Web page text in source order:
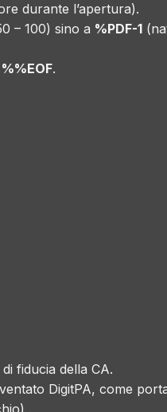
durante l’apertura).
– 100) sino a %PDF-1
%%EOF.
fiducia della CA.
DigitPA, come